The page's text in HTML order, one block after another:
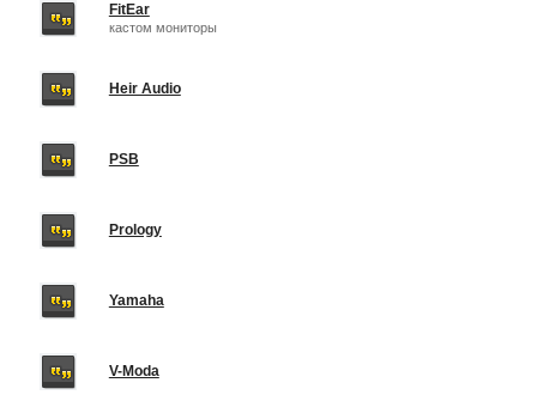
FitEar
кастом мониторы
Heir Audio
PSB
Prology
Yamaha
V-Moda